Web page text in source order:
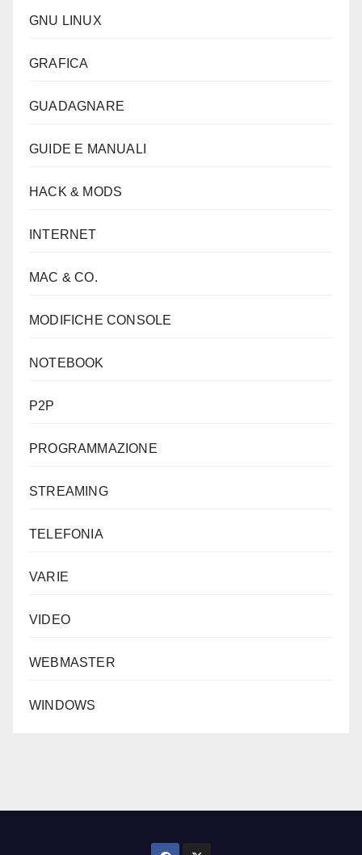
GNU LINUX
GRAFICA
GUADAGNARE
GUIDE E MANUALI
HACK & MODS
INTERNET
MAC & CO.
MODIFICHE CONSOLE
NOTEBOOK
P2P
PROGRAMMAZIONE
STREAMING
TELEFONIA
VARIE
VIDEO
WEBMASTER
WINDOWS